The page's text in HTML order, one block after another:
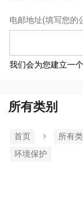
电邮地址(填写您的
我们会为您建立一
所有类别
首页 所有
环境保护